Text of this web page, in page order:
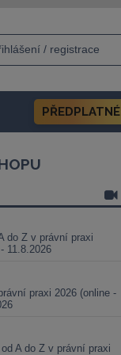
/ registrace
PŘEDPLATNÉ
do Z v právní praxi
11.8.2026
praxi 2026 (online -
A do Z v právní praxi